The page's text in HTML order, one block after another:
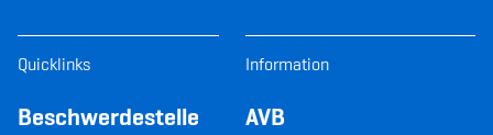
Quicklinks
Beschwerdestelle
Information
AVB